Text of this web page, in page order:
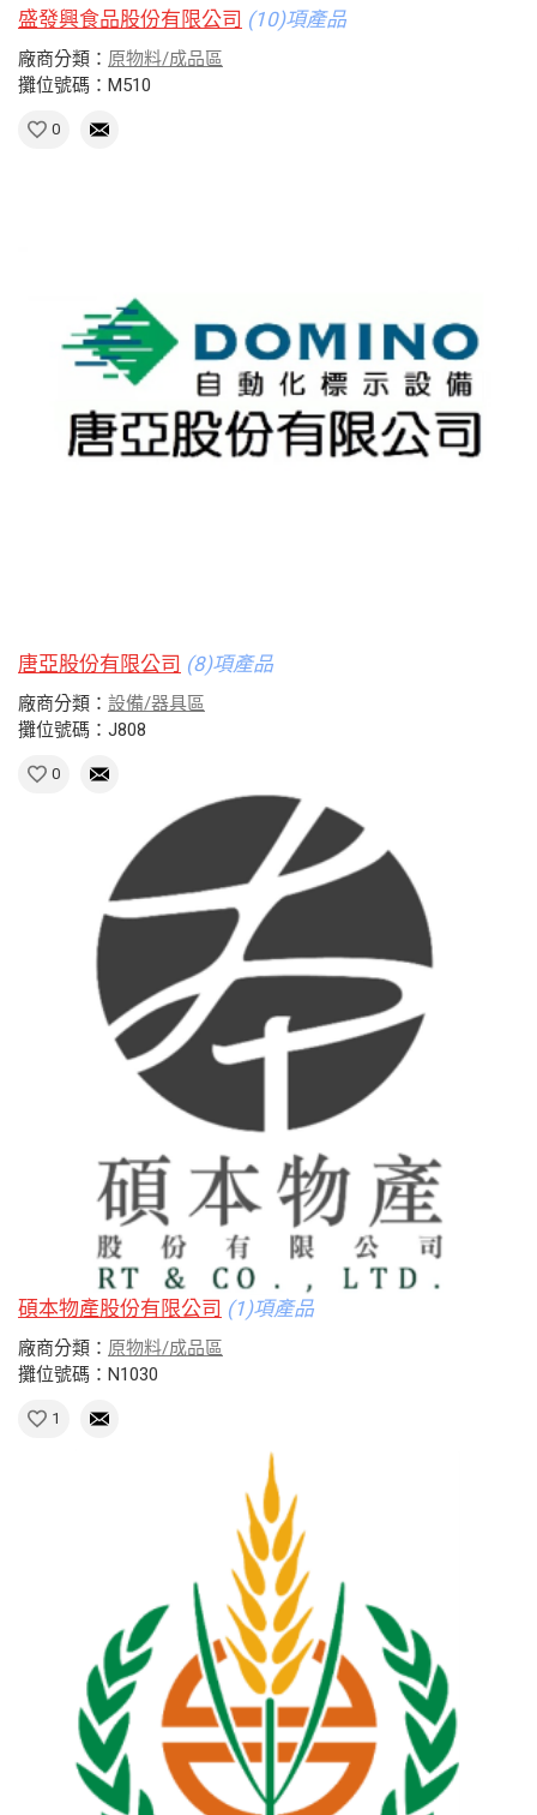
盛發興食品股份有限公司 (10)項產品
廠商分類： 原物料/成品區
攤位號碼：M510
0
唐亞股份有限公司 (8)項產品
廠商分類： 設備/器具區
攤位號碼：J808
0
碩本物產股份有限公司 (1)項產品
廠商分類： 原物料/成品區
攤位號碼：N1030
1